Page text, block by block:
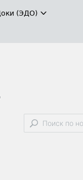
(ЭДО)